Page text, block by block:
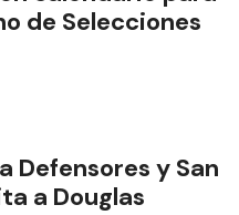
de Selecciones
Defensores y San
a Douglas